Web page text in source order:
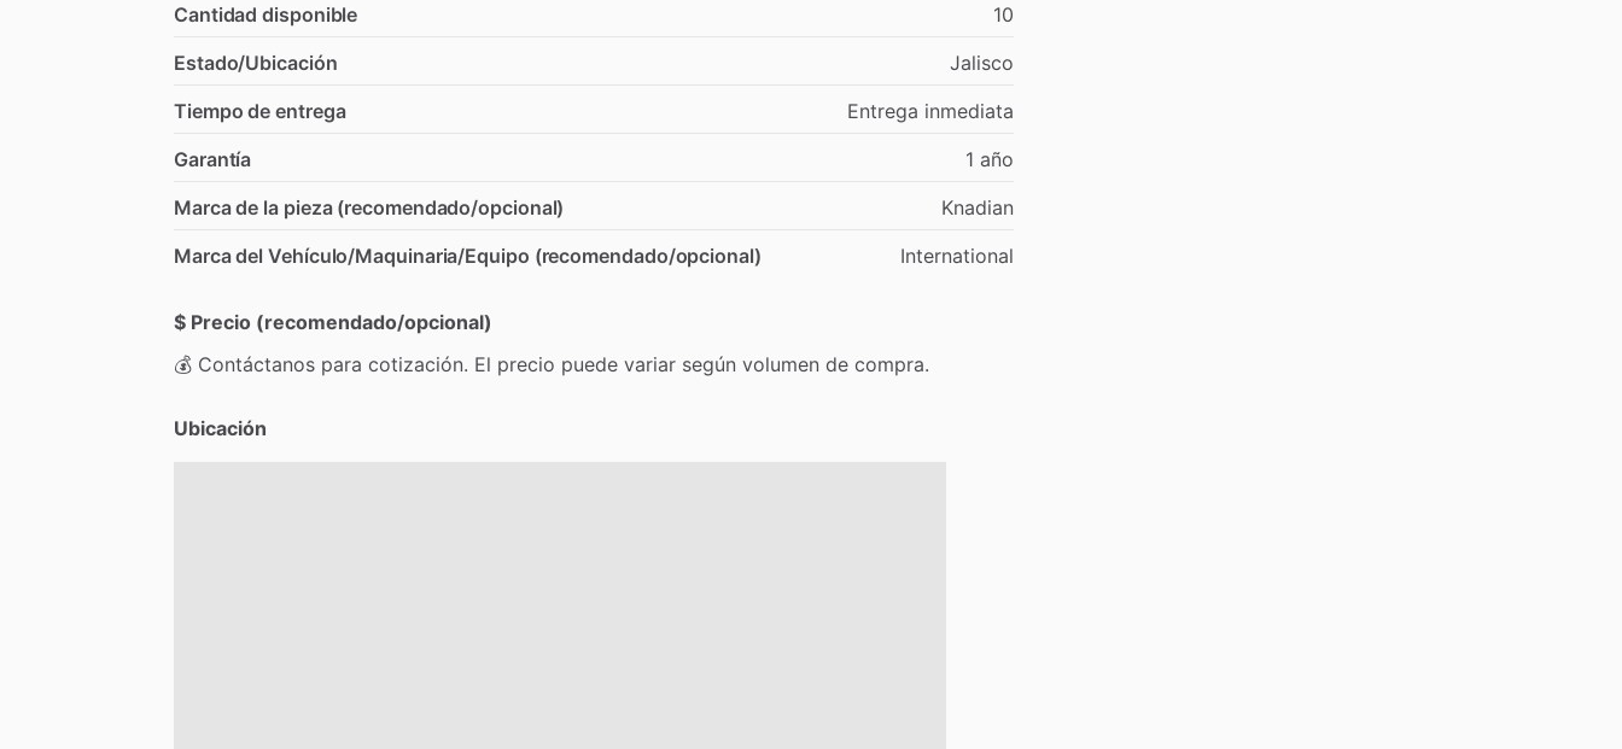
Cantidad disponible
10
Estado/Ubicación
Jalisco
Tiempo de entrega
Entrega inmediata
Garantía
1 año
Marca de la pieza (recomendado/opcional)
Knadian
Marca del Vehículo/Maquinaria/Equipo (recomendado/opcional)
International
$ Precio (recomendado/opcional)
💰 Contáctanos para cotización. El precio puede variar según volumen de compra.
Ubicación